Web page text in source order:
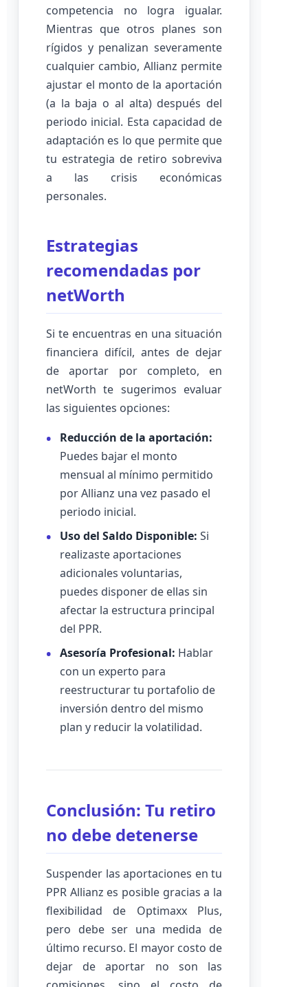
competencia no logra igualar.
Mientras que otros planes son
rígidos y penalizan severamente
cualquier cambio, Allianz permite
ajustar el monto de la aportación
(a la baja o al alta) después del
periodo inicial. Esta capacidad de
adaptación es lo que permite que
tu estrategia de retiro sobreviva
a las crisis económicas
personales.
Estrategias
recomendadas por
netWorth
Si te encuentras en una situación
financiera difícil, antes de dejar
de aportar por completo, en
netWorth te sugerimos evaluar
las siguientes opciones:
Reducción de la aportación:
Puedes bajar el monto
mensual al mínimo permitido
por Allianz una vez pasado el
periodo inicial.
Uso del Saldo Disponible: Si
realizaste aportaciones
adicionales voluntarias,
puedes disponer de ellas sin
afectar la estructura principal
del PPR.
Asesoría Profesional: Hablar
con un experto para
reestructurar tu portafolio de
inversión dentro del mismo
plan y reducir la volatilidad.
Conclusión: Tu retiro
no debe detenerse
Suspender las aportaciones en tu
PPR Allianz es posible gracias a la
flexibilidad de Optimaxx Plus,
pero debe ser una medida de
último recurso. El mayor costo de
dejar de aportar no son las